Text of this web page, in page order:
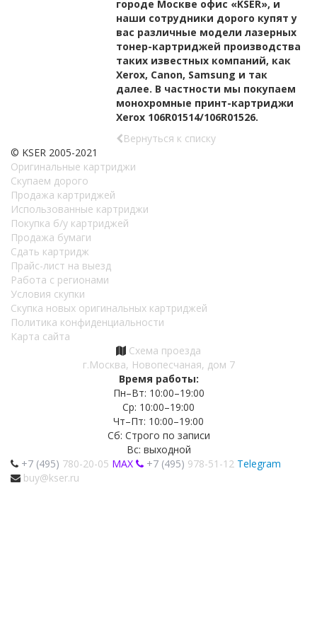
городе Москве офис «KSER», и
наши сотрудники дорого купят у
вас различные модели лазерных
тонер-картриджей производства
таких известных компаний, как
Xerox, Canon, Samsung и так
далее. В частности мы покупаем
монохромные принт-картриджи
Xerox 106R01514/106R01526.
Вернуться к списку
© KSER 2005-2021
Оригинальные картриджи
Скупаем дорого
Продажа картриджей
Использованные картриджи
Покупка б/у картриджей
Продажа бумаги
Сдать картридж
Прайс-лист на выезд
Работа с регионами
Условия скупки
Скупка новых оригинальных картриджей
Политика конфиденциальности
Карта сайта
Схема проезда
г.Москва, Новопесчаная, дом 7
Время работы:
Пн–Вт: 10:00–19:00
Ср: 10:00–19:00
Чт–Пт: 10:00–19:00
Сб: Строго по записи
Вс: выходной
+7 (495) 780-20-05 MAX +7 (495) 978-51-12 Telegram
buy@kser.ru